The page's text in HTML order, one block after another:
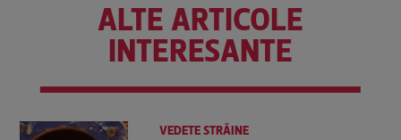
ALTE ARTICOLE
INTERESANTE
VEDETE STRĂINE